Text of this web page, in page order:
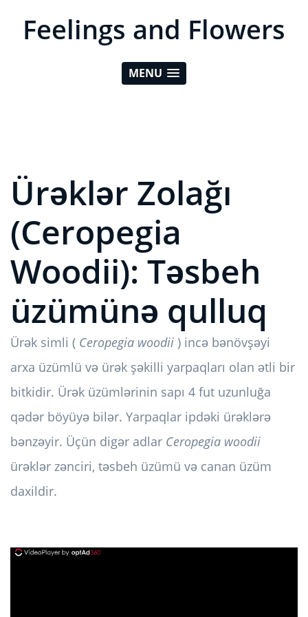
Feelings and Flowers
MENU
Ürəklər Zolağı
(Ceropegia
Woodii): Təsbeh
üzümünə qulluq
Ürək simli ( Ceropegia woodii ) incə bənövşəyi
arxa üzümlü və ürək şəkilli yarpaqları olan ətli bir
bitkidir. Ürək üzümlərinin sapı 4 fut uzunluğa
qədər böyüyə bilər. Yarpaqlar ipdəki ürəklərə
bənzəyir. Üçün digər adlar Ceropegia woodii
ürəklər zənciri, təsbeh üzümü və canan üzüm
daxildir.